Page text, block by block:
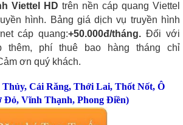
Viettel HD trên nền cáp quang Viettel
hình. Bảng giá dịch vụ truyền hình
cáp quang:+50.000đ/tháng.Đối với
phí thuê bao hàng tháng chỉ
ơn quý khách.
Thủy, Cái Răng, Thới Lai, Thốt Nốt, Ô
Đỏ, Vĩnh Thạnh, Phong Điền)